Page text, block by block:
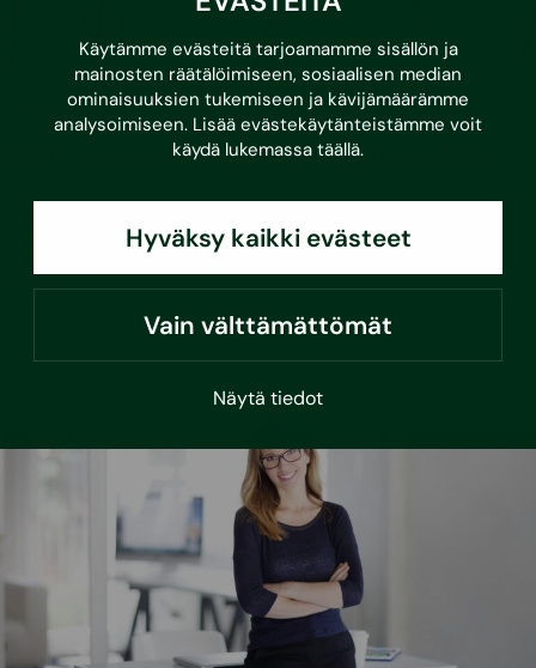
Käytämme evästeitä tarjoamamme sisällön ja
mainosten räätälöimiseen, sosiaalisen median
ominaisuuksien tukemiseen ja kävijämäärämme
analysoimiseen. Lisää evästekäytänteistämme voit
käydä lukemassa täällä.
Hyväksy kaikki evästeet
Vain välttämättömät
Näytä tiedot
Vastuullisuus •21.5.2026
SBTi – työkalu yrityksesi ilmastotyöhön
SBTi-validointi on yritykselle kilpailuetu: se kertoo
vastuullisesta ilmastotyöstä. Miten SBTi-konsultointimme
Lue lisää